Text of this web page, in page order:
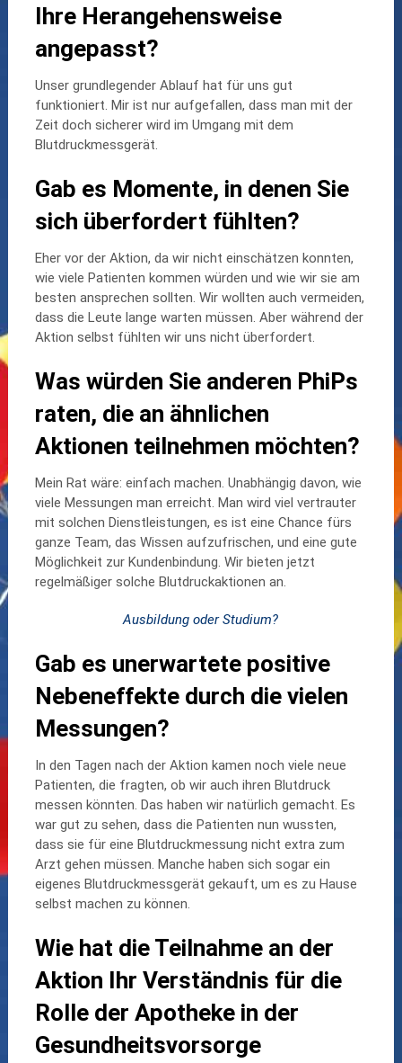
Ihre Herangehensweise
angepasst?
Unser grundlegender Ablauf hat für uns gut
funktioniert. Mir ist nur aufgefallen, dass man mit der
Zeit doch sicherer wird im Umgang mit dem
Blutdruckmessgerät.
Gab es Momente, in denen Sie
sich überfordert fühlten?
Eher vor der Aktion, da wir nicht einschätzen konnten,
wie viele Patienten kommen würden und wie wir sie am
besten ansprechen sollten. Wir wollten auch vermeiden,
dass die Leute lange warten müssen. Aber während der
Aktion selbst fühlten wir uns nicht überfordert.
Was würden Sie anderen PhiPs
raten, die an ähnlichen
Aktionen teilnehmen möchten?
Mein Rat wäre: einfach machen. Unabhängig davon, wie
viele Messungen man erreicht. Man wird viel vertrauter
mit solchen Dienstleistungen, es ist eine Chance fürs
ganze Team, das Wissen aufzufrischen, und eine gute
Möglichkeit zur Kundenbindung. Wir bieten jetzt
regelmäßiger solche Blutdruckaktionen an.
Ausbildung oder Studium?
Gab es unerwartete positive
Nebeneffekte durch die vielen
Messungen?
In den Tagen nach der Aktion kamen noch viele neue
Patienten, die fragten, ob wir auch ihren Blutdruck
messen könnten. Das haben wir natürlich gemacht. Es
war gut zu sehen, dass die Patienten nun wussten,
dass sie für eine Blutdruckmessung nicht extra zum
Arzt gehen müssen. Manche haben sich sogar ein
eigenes Blutdruckmessgerät gekauft, um es zu Hause
selbst machen zu können.
Wie hat die Teilnahme an der
Aktion Ihr Verständnis für die
Rolle der Apotheke in der
Gesundheitsvorsorge